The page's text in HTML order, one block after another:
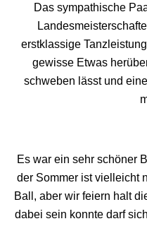
Das sympathische
erstklassige
gewisse Etwas
schweben lässt und
Es war ein sehr schöner
der Sommer ist vielleicht
Ball, aber wir feiern halt
dabei sein konnte darf